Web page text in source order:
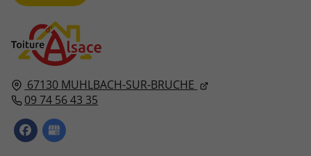
67130 MUHLBACH-SUR-BRUCHE
09 74 56 43 35